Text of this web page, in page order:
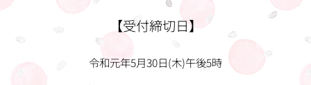
【受付締切日】
令和元年5月30日(木)午後5時